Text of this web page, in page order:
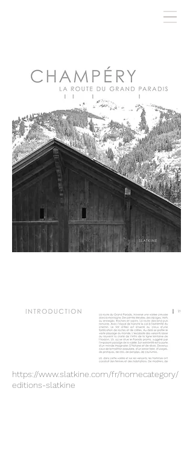
https://www.slatkine.com/fr/homecategory/
editions-slatkine